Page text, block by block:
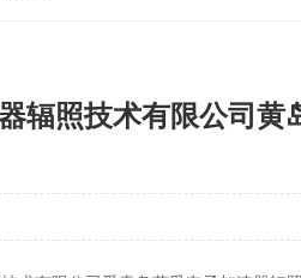
辐照技术有限公司